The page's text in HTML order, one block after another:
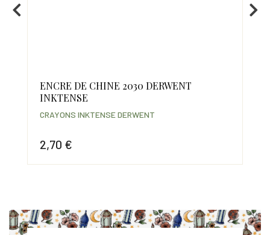
ENCRE DE CHINE 2030 DERWENT
INKTENSE
2,70 €
CRAYONS INKTENSE DERWENT